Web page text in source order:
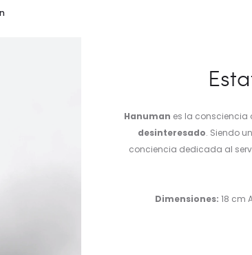
Hanuman es la consciencia
desinteresado. Siendo
conciencia dedicada al
Dimensiones: 18 cm